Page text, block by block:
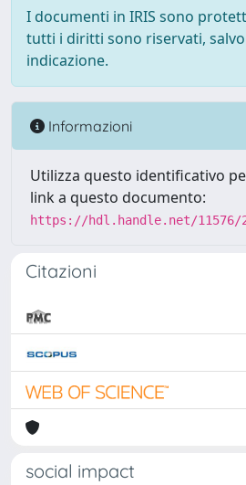
I documenti in IRIS sono
tutti i diritti sono riservati,
indicazione.
Informazioni
Utilizza questo identificativo
link a questo documento:
https://hdl.handle.net/11576/
Citazioni
social impact